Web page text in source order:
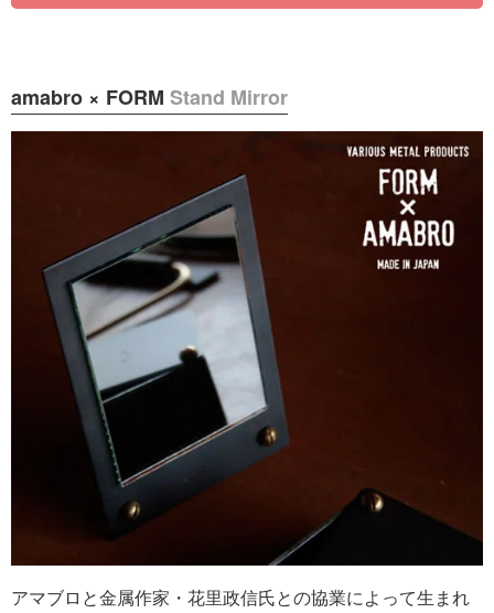
amabro × FORM Stand Mirror
アマブロと金属作家・花里政信氏との協業によって生まれ